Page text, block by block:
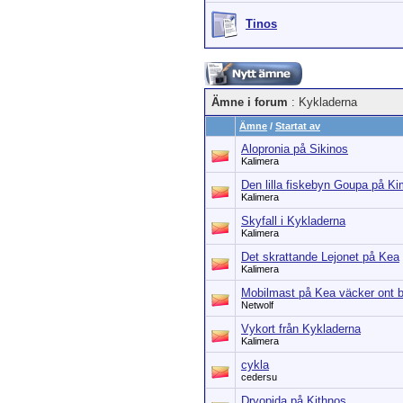
Tinos
Ämne i forum : Kykladerna
Ämne / Startat av
Alopronia på Sikinos
Kalimera
Den lilla fiskebyn Goupa på
Kalimera
Skyfall i Kykladerna
Kalimera
Det skrattande Lejonet på Kea
Kalimera
Mobilmast på Kea väcker ont
Netwolf
Vykort från Kykladerna
Kalimera
cykla
cedersu